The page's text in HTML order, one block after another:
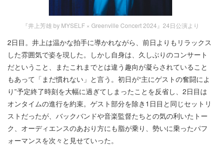
『井上芳雄 by MYSELF × Greenville Concert 2024』24日公演より
2日目。井上は温かな拍手に導かれながら、前日よりもリラックス
した雰囲気で姿を現した。しかし自身は、久しぶりのコンサート
だということ、またこれまでとは違う趣向が凝らされていること
もあって「まだ慣れない」と言う。初日が“主にゲストの奮闘によ
り”予定終了時刻を大幅に過ぎてしまったことを反省し、2日目は
オンタイムの進行を約束。ゲスト部分を除き1日目と同じセットリ
ストだったが、バックバンドや音楽監督たちとの気の利いたトー
ク、オーディエンスのあおり方にも脂が乗り、勢いに乗ったパフ
ォーマンスを次々と見せていった。